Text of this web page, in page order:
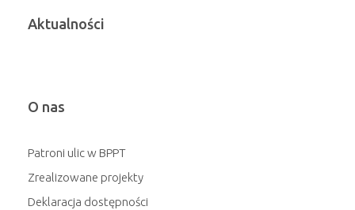
Aktualności
O nas
Patroni ulic w BPPT
Zrealizowane projekty
Deklaracja dostępności